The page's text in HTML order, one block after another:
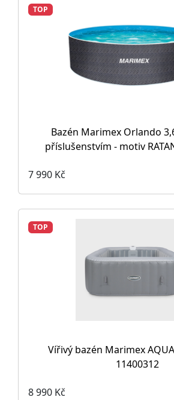
TOP
Bazén Marimex Orlando
příslušenstvím - motiv
7 990 Kč
TOP
Vířivý bazén Marimex
11400312
8 990 Kč